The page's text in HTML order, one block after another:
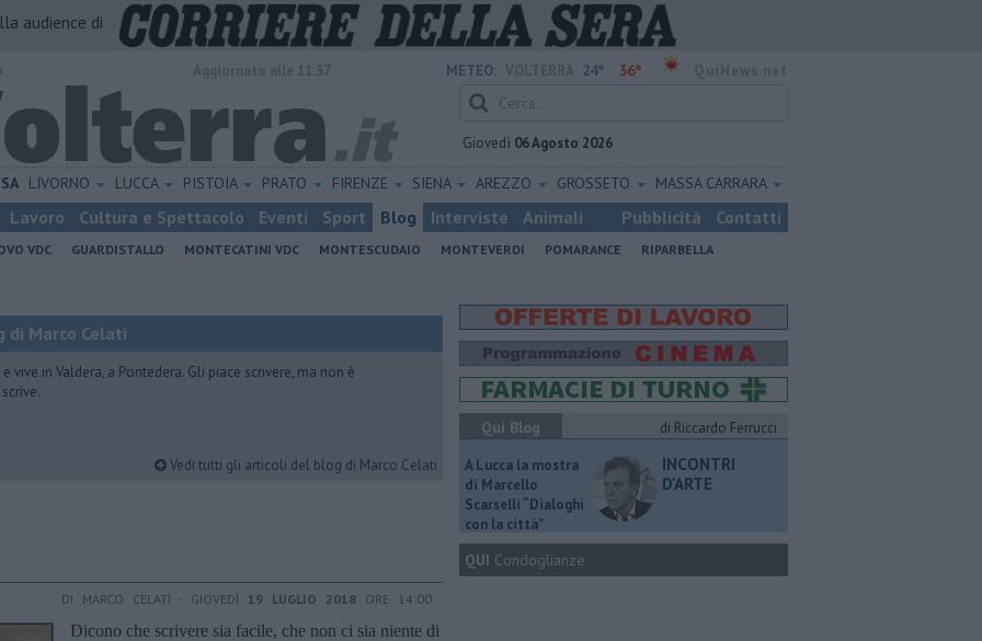
audience di
METEO: 24° 36°
Giovedì 06 Agosto 2026
LIVORNO LUCCA PISTOIA PRATO FIRENZE SIENA AREZZO GROSSETO MASSA CARRARA
Lavoro Cultura e Spettacolo Eventi Sport Blog Interviste Animali Pubblicità Contatti
VDC GUARDISTALLO MONTECATINI VDC MONTESCUDAIO MONTEVERDI POMARANCE
RIPARBELLA
di Marco Celati
vive in Valdera, a Pontedera. Gli piace scrivere, ma non è
Vedi tutti gli articoli del blog di Marco Celati
DI MARCO CELATI - GIOVEDÌ 19 LUGLIO 2018 ORE 14:00
Dicono che scrivere sia facile, che non ci sia niente di
Qui Blog
di Riccardo Ferrucci
A Lucca la mostra
di Marcello
Scarselli “Dialoghi
con la città"
INCONTRI
D'ARTE
QUI Condoglianze